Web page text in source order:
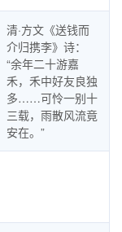
清·方文《送钱而
介归携李》诗：
“余年二十游嘉
禾，禾中好友良独
多……可怜一别十
三载，雨散风流竟
安在。”